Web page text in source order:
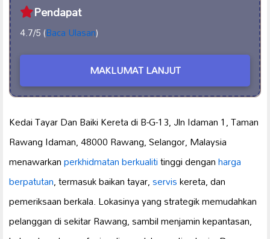
Pendapat
4.7/5 (Baca Ulasan)
MAKLUMAT LANJUT
Kedai Tayar Dan Baiki Kereta di B-G-13, Jln Idaman 1, Taman
Rawang Idaman, 48000 Rawang, Selangor, Malaysia
menawarkanperkhidmatan berkualititinggi denganharga
berpatutan, termasuk baikan tayar,serviskereta, dan
pemeriksaan berkala. Lokasinya yang strategik memudahkan
pelanggan di sekitar Rawang, sambil menjamin kepantasan,